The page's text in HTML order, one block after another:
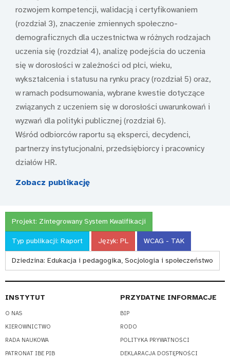
rozwojem kompetencji, walidacją i certyfikowaniem
(rozdział 3), znaczenie zmiennych społeczno-
demograficznych dla uczestnictwa w różnych rodzajach
uczenia się (rozdział 4), analizę podejścia do uczenia
się w dorosłości w zależności od płci, wieku,
wykształcenia i statusu na rynku pracy (rozdział 5) oraz,
w ramach podsumowania, wybrane kwestie dotyczące
związanych z uczeniem się w dorosłości uwarunkowań i
wyzwań dla polityki publicznej (rozdział 6).
Wśród odbiorców raportu są eksperci, decydenci,
partnerzy instytucjonalni, przedsiębiorcy i pracownicy
działów HR.
Zobacz publikację
Projekt: Zintegrowany System Kwalifikacji
Typ publikacji: Raport Język: PL WCAG - TAK
Dziedzina: Edukacja i pedagogika, Socjologia i społeczeństwo
INSTYTUT
O NAS
KIEROWNICTWO
RADA NAUKOWA
PATRONAT IBE PIB
PRZYDATNE INFORMACJE
BIP
RODO
POLITYKA PRYWATNOŚCI
DEKLARACJA DOSTĘPNOŚCI